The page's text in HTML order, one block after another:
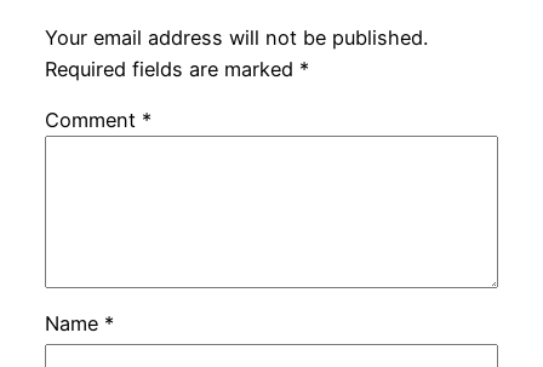
Your email address will not be published.
Required fields are marked *
Comment *
Name *